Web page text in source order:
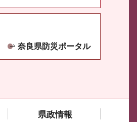
奈良県防災ポータル
県政情報